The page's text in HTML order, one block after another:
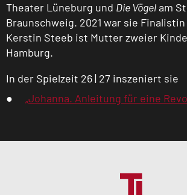
Theater Lüneburg und Die Vögelam
Braunschweig. 2021 war sie
Kerstin Steeb ist Mutter zweier
Hamburg.
In der Spielzeit 26 | 27 inszeniert sie
„Johanna. Anleitung für eine